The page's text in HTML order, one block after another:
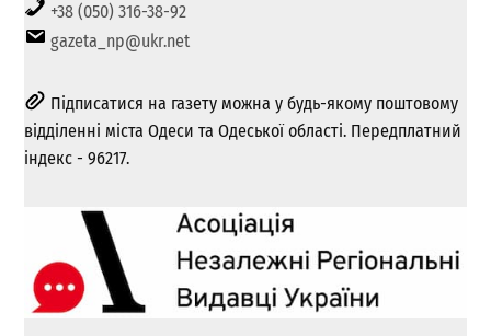
+38 (050) 316-38-92
gazeta_np@ukr.net
Підписатися на газету можна у будь-якому поштовому
відділенні міста Одеси та Одеської області. Передплатний
індекс - 96217.